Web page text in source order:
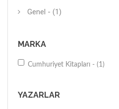
Genel - (1)
MARKA
Cumhuriyet Kitapları - (1)
YAZARLAR